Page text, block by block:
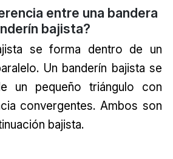
entre una bandera
bajista?
se forma dentro de un
Un banderín bajista se
un pequeño triángulo con
convergentes. Ambos son
bajista.